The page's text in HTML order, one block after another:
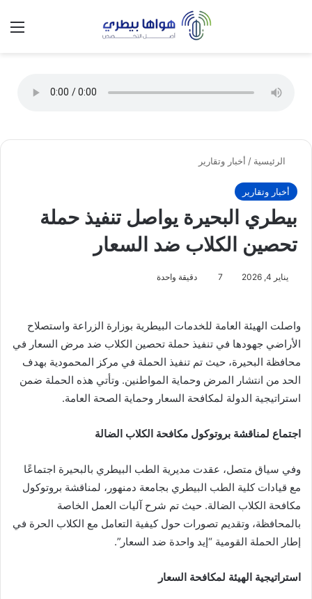
الوضع
الرئيسية / أخبار وتقارير
أخبار وتقارير
بيطري البحيرة يواصل تنفيذ حملة
تحصين الكلاب ضد السعار
يناير 4, 2026 7 دقيقة واحدة
واصلت الهيئة العامة للخدمات البيطرية بوزارة الزراعة واستصلاح
الأراضي جهودها في تنفيذ حملة تحصين الكلاب ضد مرض السعار في
محافظة البحيرة، حيث تم تنفيذ الحملة في مركز المحمودية بهدف
الحد من انتشار المرض وحماية المواطنين. وتأتي هذه الحملة ضمن
استراتيجية الدولة لمكافحة السعار وحماية الصحة العامة.
اجتماع لمناقشة بروتوكول مكافحة الكلاب الضالة
وفي سياق متصل، عقدت مديرية الطب البيطري بالبحيرة اجتماعًا
مع قيادات كلية الطب البيطري بجامعة دمنهور، لمناقشة بروتوكول
مكافحة الكلاب الضالة. حيث تم شرح آليات العمل الخاصة
بالمحافظة، وتقديم تصورات حول كيفية التعامل مع الكلاب الحرة في
إطار الحملة القومية “إيد واحدة ضد السعار”.
استراتيجية الهيئة لمكافحة السعار